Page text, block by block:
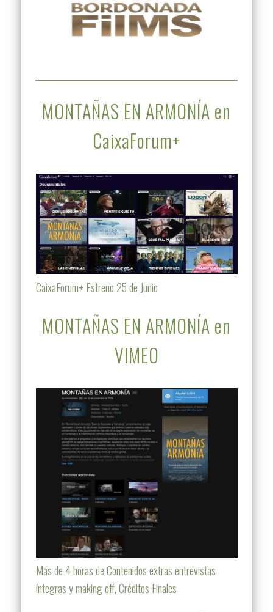
MONTAÑAS EN ARMONÍA en
CaixaForum+
CaixaForum+ Estreno 25 de Junio
MONTAÑAS EN ARMONÍA en
VIMEO
Más de 4 horas de Contenidos extras entrevistas
íntegras y making off, Créditos Finales